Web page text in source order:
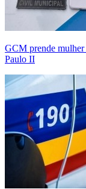
GCM prende mulher
Paulo II